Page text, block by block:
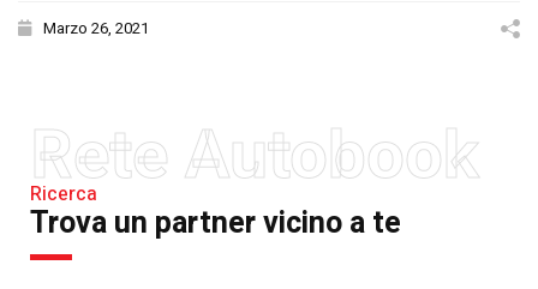
Marzo 26, 2021
Rete Autobook
Ricerca
Trova un partner vicino a te